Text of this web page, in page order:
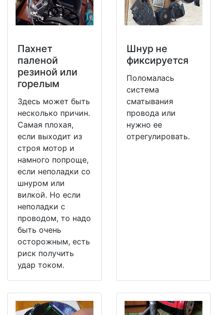
Пахнет
паленой
резиной или
горелым
Здесь может быть
несколько причин.
Самая плохая,
если выходит из
строя мотор и
намного попроще,
если неполадки со
шнуром или
вилкой. Но если
неполадки с
проводом, то надо
быть очень
осторожным, есть
риск получить
удар током.
Шнур не
фиксируется
Поломалась
система
сматывания
провода или
нужно ее
отрегулировать.